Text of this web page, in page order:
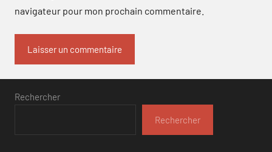
navigateur pour mon prochain commentaire.
Rechercher
Rechercher